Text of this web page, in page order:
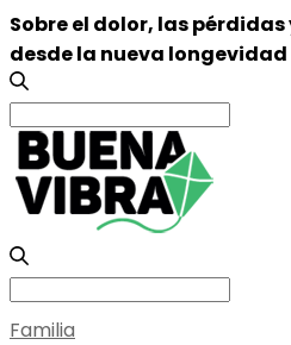
Sobre el dolor, las
desde la nueva longevidad
Search
for:
Search
Familia